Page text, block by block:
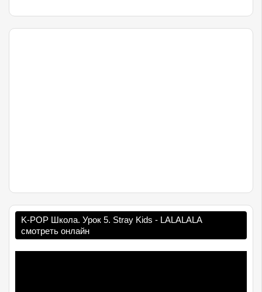
K-POP Школа. Урок 5. Stray Kids - LALALALA
смотреть онлайн